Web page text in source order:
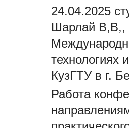
24.04.2025
Шарлай В,В,,
технологиях
КузГТУ в г.
Работа